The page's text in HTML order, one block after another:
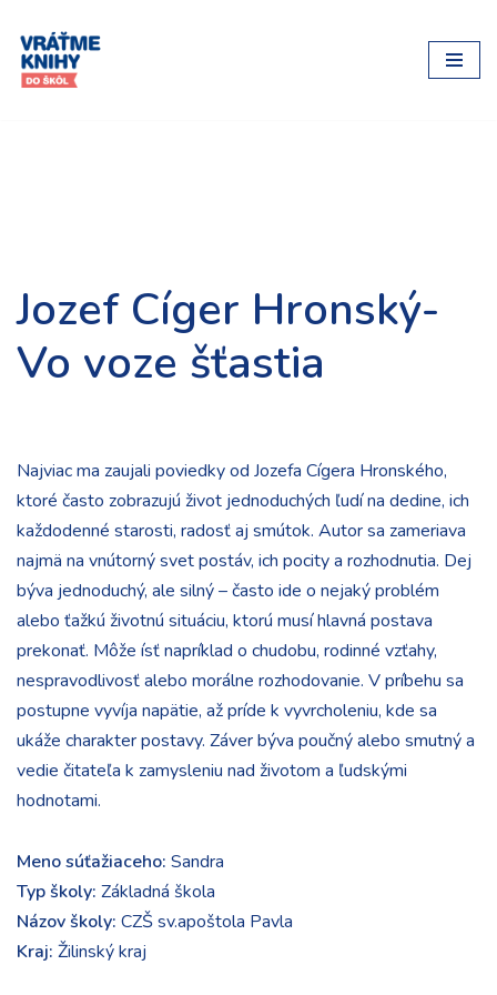
Preskočiť
na
Jozef Cíger Hronský-
Vo voze šťastia
Najviac ma zaujali poviedky od Jozefa Cígera Hronského,
ktoré často zobrazujú život jednoduchých ľudí na dedine, ich
každodenné starosti, radosť aj smútok. Autor sa zameriava
najmä na vnútorný svet postáv, ich pocity a rozhodnutia. Dej
býva jednoduchý, ale silný – často ide o nejaký problém
alebo ťažkú životnú situáciu, ktorú musí hlavná postava
prekonať. Môže ísť napríklad o chudobu, rodinné vzťahy,
nespravodlivosť alebo morálne rozhodovanie. V príbehu sa
postupne vyvíja napätie, až príde k vyvrcholeniu, kde sa
ukáže charakter postavy. Záver býva poučný alebo smutný a
vedie čitateľa k zamysleniu nad životom a ľudskými
hodnotami.
Meno súťažiaceho: Sandra
Typ školy: Základná škola
Názov školy: CZŠ sv.apoštola Pavla
Kraj: Žilinský kraj